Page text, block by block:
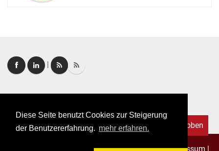
Diese Seite benutzt Cookies zur Steigerung
der Benutzererfahrung. mehr erfahren.
Copyright © 2026. Alle Rechte vorbehalten.–Impressum |
Nach oben